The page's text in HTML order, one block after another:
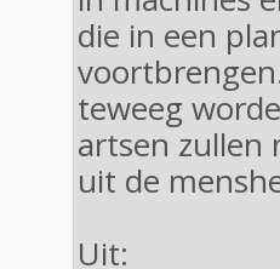
die in een
teweeg
artsen zullen
uit de
Uit: